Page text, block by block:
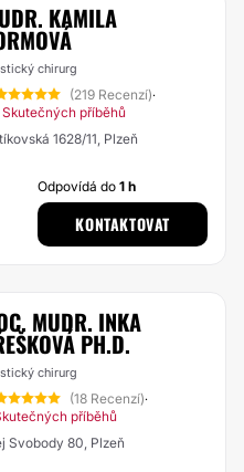
KAMILA
chirurg
(219 Recenzí)·
příběhů
1628/11, Plzeň
Odpovídá do1 h
KONTAKTOVAT
MUDR. INKA
PH.D.
chirurg
(18 Recenzí)·
příběhů
Svobody 80, Plzeň